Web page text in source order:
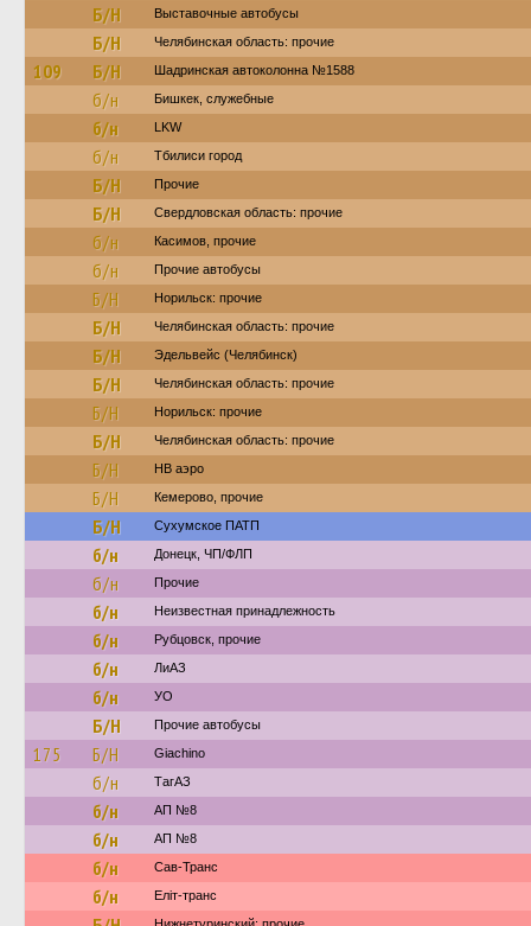
Б/Н Выставочные автобусы
Б/Н Челябинская область: прочие
109 Б/Н Шадринская автоколонна №1588
б/н Бишкек, служебные
б/н LKW
б/н Тбилиси город
Б/Н Прочие
Б/Н Свердловская область: прочие
б/н Касимов, прочие
б/н Прочие автобусы
Б/Н Норильск: прочие
Б/Н Челябинская область: прочие
Б/Н Эдельвейс (Челябинск)
Б/Н Челябинская область: прочие
Б/Н Норильск: прочие
Б/Н Челябинская область: прочие
Б/Н НВ аэро
Б/Н Кемерово, прочие
Б/Н Сухумское ПАТП
б/н Донецк, ЧП/ФЛП
б/н Прочие
б/н Неизвестная принадлежность
б/н Рубцовск, прочие
б/н ЛиАЗ
б/н УО
Б/Н Прочие автобусы
175 Б/Н Giachino
б/н ТагАЗ
б/н АП №8
б/н АП №8
б/н Сав-Транс
б/н Еліт-транс